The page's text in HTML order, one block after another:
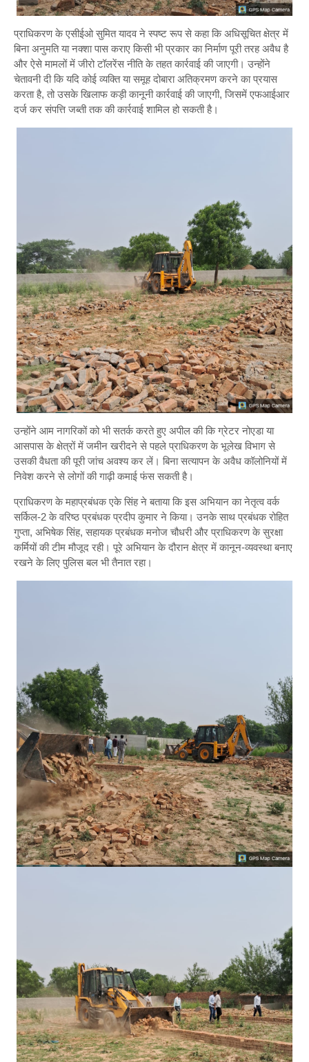
प्राधिकरण के एसीईओ सुमित यादव ने स्पष्ट रूप से कहा कि अधिसूचित क्षेत्र में
बिना अनुमति या नक्शा पास कराए किसी भी प्रकार का निर्माण पूरी तरह अवैध है
और ऐसे मामलों में जीरो टॉलरेंस नीति के तहत कार्रवाई की जाएगी। उन्होंने
चेतावनी दी कि यदि कोई व्यक्ति या समूह दोबारा अतिक्रमण करने का प्रयास
करता है, तो उसके खिलाफ कड़ी कानूनी कार्रवाई की जाएगी, जिसमें एफआईआर
दर्ज कर संपत्ति जब्ती तक की कार्रवाई शामिल हो सकती है।
उन्होंने आम नागरिकों को भी सतर्क करते हुए अपील की कि ग्रेटर नोएडा या
आसपास के क्षेत्रों में जमीन खरीदने से पहले प्राधिकरण के भूलेख विभाग से
उसकी वैधता की पूरी जांच अवश्य कर लें। बिना सत्यापन के अवैध कॉलोनियों में
निवेश करने से लोगों की गाढ़ी कमाई फंस सकती है।
प्राधिकरण के महाप्रबंधक एके सिंह ने बताया कि इस अभियान का नेतृत्व वर्क
सर्किल-2 के वरिष्ठ प्रबंधक प्रदीप कुमार ने किया। उनके साथ प्रबंधक रोहित
गुप्ता, अभिषेक सिंह, सहायक प्रबंधक मनोज चौधरी और प्राधिकरण के सुरक्षा
कर्मियों की टीम मौजूद रही। पूरे अभियान के दौरान क्षेत्र में कानून-व्यवस्था बनाए
रखने के लिए पुलिस बल भी तैनात रहा।